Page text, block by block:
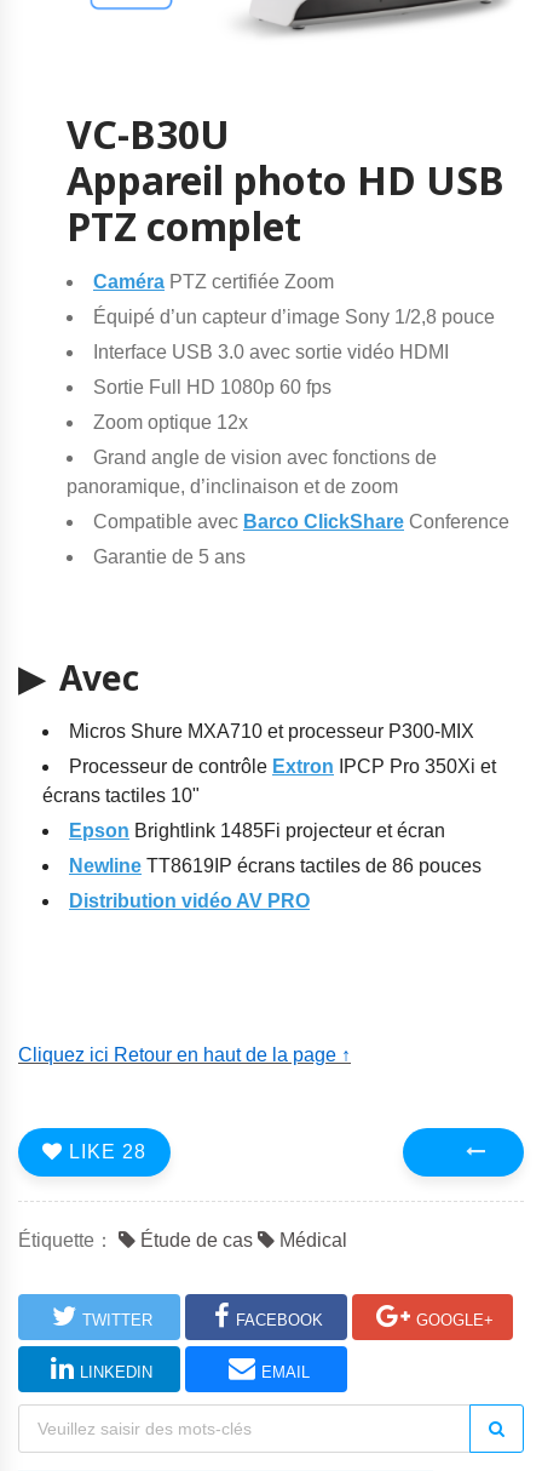
VC-B30U
Appareil photo HD USB
PTZ complet
Caméra PTZ certifiée Zoom
Équipé d’un capteur d’image Sony 1/2,8 pouce
Interface USB 3.0 avec sortie vidéo HDMI
Sortie Full HD 1080p 60 fps
Zoom optique 12x
Grand angle de vision avec fonctions de
panoramique, d’inclinaison et de zoom
Compatible avec Barco ClickShare Conference
Garantie de 5 ans
▶ Avec
Micros Shure MXA710 et processeur P300-MIX
Processeur de contrôle Extron IPCP Pro 350Xi et
écrans tactiles 10"
Epson Brightlink 1485Fi projecteur et écran
Newline TT8619IP écrans tactiles de 86 pouces
Distribution vidéo AV PRO
Cliquez ici Retour en haut de la page ↑
Précédent
LIKE 28
Étiquette： Étude de cas Médical
TWITTER FACEBOOK GOOGLE+
LINKEDIN EMAIL